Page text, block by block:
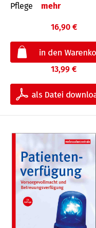
Pflege
mehr
16,90 €
13,99 €